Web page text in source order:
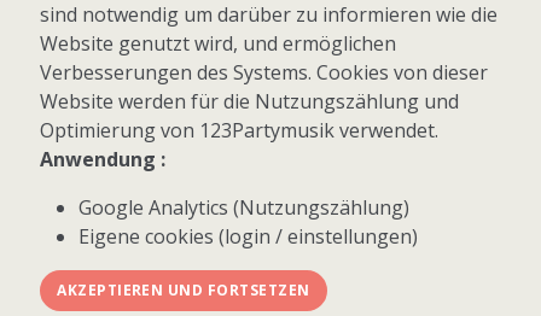
Facebook
Instagram
© 2026 123Partymusik.de - Alle Rechte vorbehalten
sind notwendig um darüber zu informieren wie die
Website genutzt wird, und ermöglichen
Verbesserungen des Systems. Cookies von dieser
Website werden für die Nutzungszählung und
Optimierung von 123Partymusik verwendet.
Anwendung :
Google Analytics (Nutzungszählung)
Eigene cookies (login / einstellungen)
AKZEPTIEREN UND FORTSETZEN